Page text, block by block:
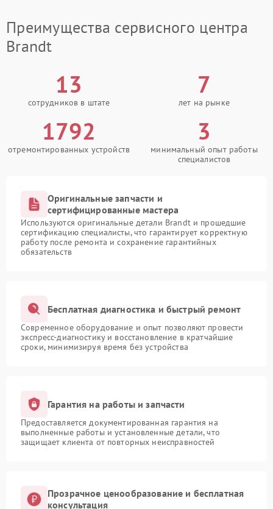
Преимущества сервисного центра
Brandt
13
сотрудников в штате
7
лет на рынке
1792
отремонтированных устройств
3
минимальный опыт работы
специалистов
Оригинальные запчасти и
сертифицированные мастера
Используются оригинальные детали Brandt и прошедшие
сертификацию специалисты, что гарантирует корректную
работу после ремонта и сохранение гарантийных
обязательств
Бесплатная диагностика и быстрый ремонт
Современное оборудование и опыт позволяют провести
экспресс-диагностику и восстановление в кратчайшие
сроки, минимизируя время без устройства
Гарантия на работы и запчасти
Предоставляется документированная гарантия на
выполненные работы и установленные детали, что
защищает клиента от повторных неисправностей
Прозрачное ценообразование и бесплатная
консультация